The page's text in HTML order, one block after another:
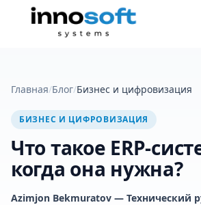
Главная/Блог/Бизнес и цифровизация
БИЗНЕС И ЦИФРОВИЗАЦИЯ
Что такое ERP-
когда она нужна?
Azimjon Bekmuratov — Технический